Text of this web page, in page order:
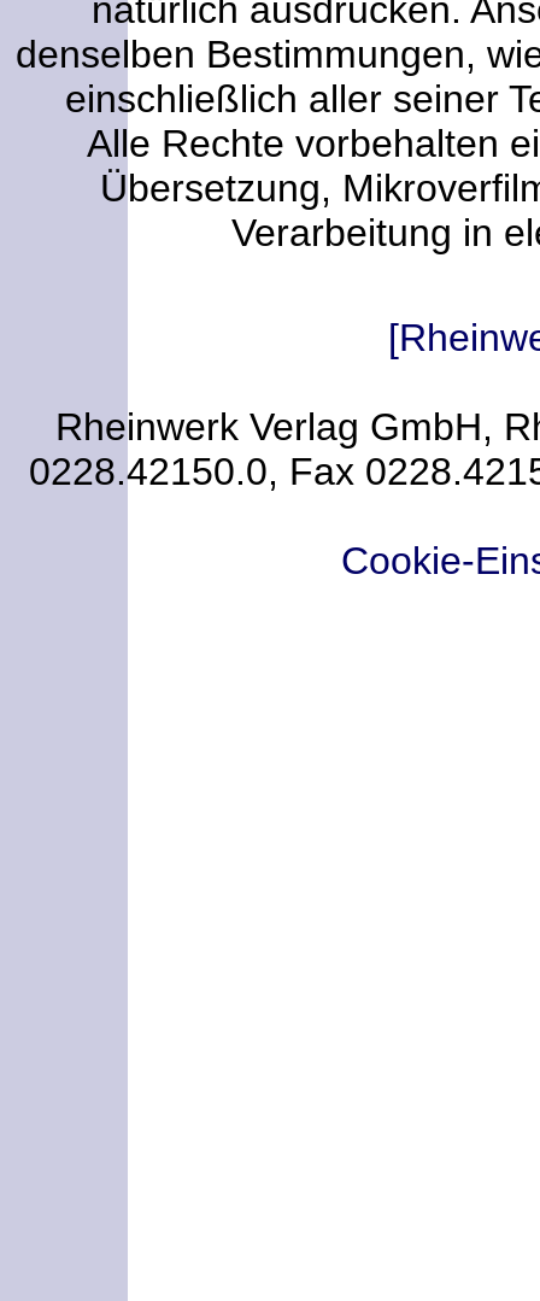
natürlich ausdrucken.
denselben Bestimmungen,
einschließlich aller seiner
Alle Rechte vorbehalten
Übersetzung,
Verarbeitung in
Rheinwerk Verlag GmbH,
0228.42150.0, Fax
Cookie-